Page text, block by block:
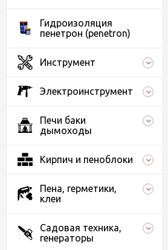
Гидроизоляция
пенетрон (penetron)
Инструмент
Электроинструмент
Печи баки
дымоходы
Кирпич и пеноблоки
Пена, герметики,
клеи
Садовая техника,
генераторы